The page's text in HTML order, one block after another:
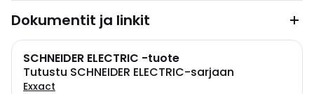
Dokumentit ja linkit
SCHNEIDER ELECTRIC -tuote
Tutustu SCHNEIDER ELECTRIC-sarjaan
Exxact